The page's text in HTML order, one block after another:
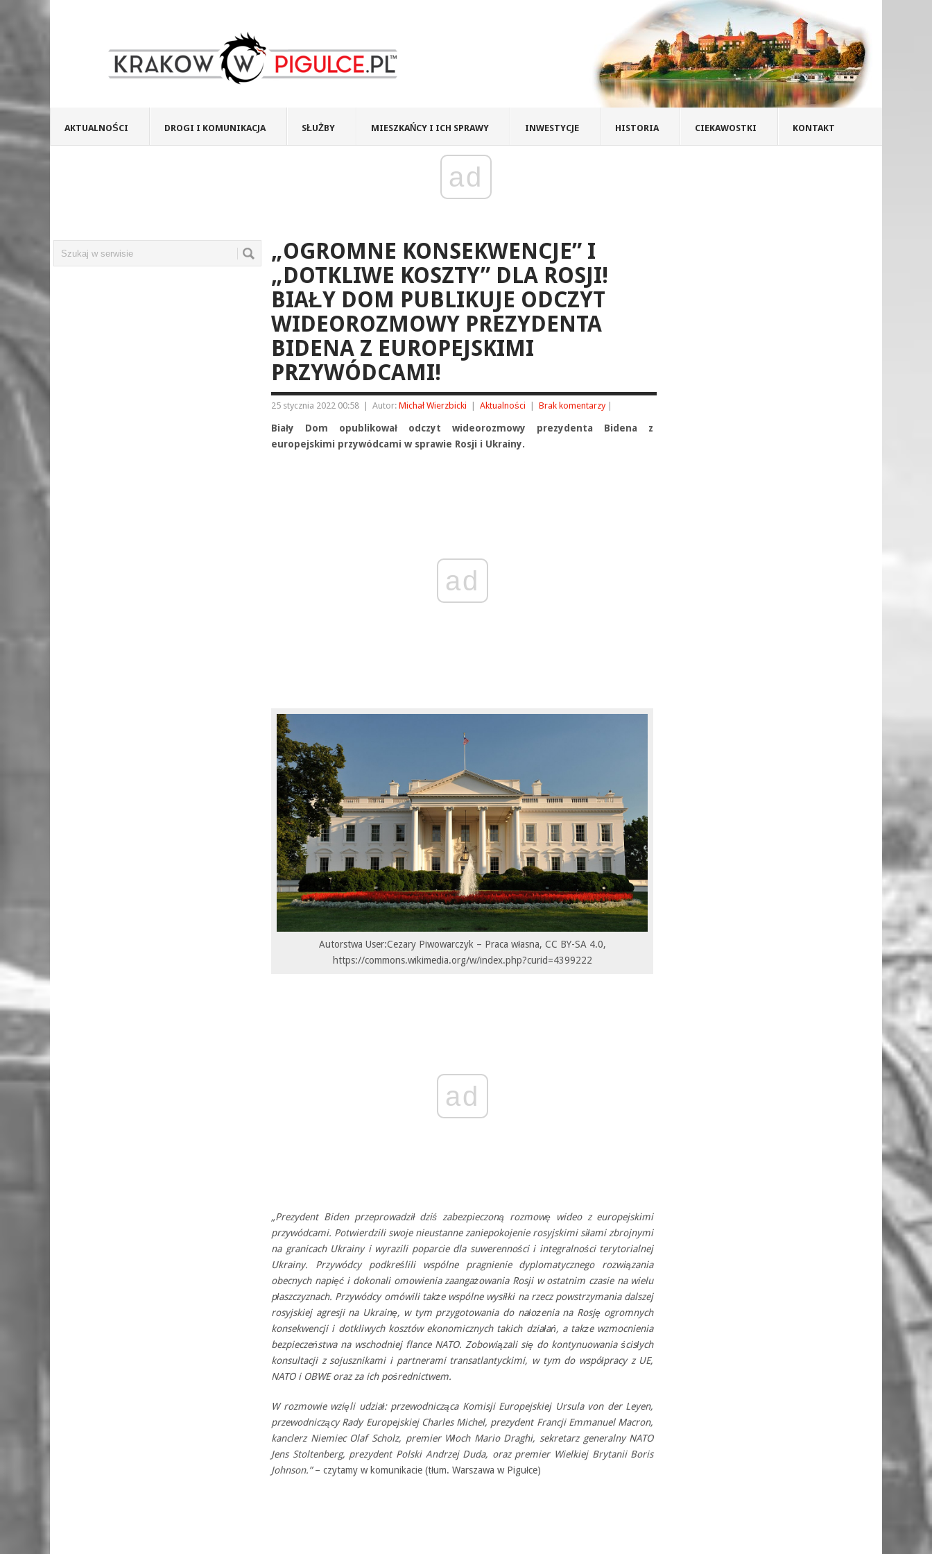
AKTUALNOŚCI DROGI I KOMUNIKACJA SŁUŻBY MIESZKAŃCY I ICH SPRAWY INWESTYCJE HISTORIA CIEKAWOSTKI KONTAKT
ad
„OGROMNE KONSEKWENCJE” I
„DOTKLIWE KOSZTY” DLA ROSJI!
BIAŁY DOM PUBLIKUJE ODCZYT
WIDEOROZMOWY PREZYDENTA
BIDENA Z EUROPEJSKIMI
PRZYWÓDCAMI!
25 stycznia 2022 00:58 Autor: Michał Wierzbicki Aktualności Brak komentarzy
Biały Dom opublikował odczyt wideorozmowy prezydenta Bidena z
europejskimi przywódcami w sprawie Rosji i Ukrainy.
ad
Autorstwa User:Cezary Piwowarczyk – Praca własna, CC BY-SA 4.0,
https://commons.wikimedia.org/w/index.php?curid=4399222
ad
„Prezydent Biden przeprowadził dziś zabezpieczoną rozmowę wideo z europejskimi
przywódcami. Potwierdzili swoje nieustanne zaniepokojenie rosyjskimi siłami zbrojnymi
na granicach Ukrainy i wyrazili poparcie dla suwerenności i integralności terytorialnej
Ukrainy. Przywódcy podkreślili wspólne pragnienie dyplomatycznego rozwiązania
obecnych napięć i dokonali omowienia zaangażowania Rosji w ostatnim czasie na wielu
płaszczyznach. Przywódcy omówili także wspólne wysiłki na rzecz powstrzymania dalszej
rosyjskiej agresji na Ukrainę, w tym przygotowania do nałożenia na Rosję ogromnych
konsekwencji i dotkliwych kosztów ekonomicznych takich działań, a także wzmocnienia
bezpieczeństwa na wschodniej flance NATO. Zobowiązali się do kontynuowania ścisłych
konsultacji z sojusznikami i partnerami transatlantyckimi, w tym do współpracy z UE,
NATO i OBWE oraz za ich pośrednictwem.
W rozmowie wzięli udział: przewodnicząca Komisji Europejskiej Ursula von der Leyen,
przewodniczący Rady Europejskiej Charles Michel, prezydent Francji Emmanuel Macron,
kanclerz Niemiec Olaf Scholz, premier Włoch Mario Draghi, sekretarz generalny NATO
Jens Stoltenberg, prezydent Polski Andrzej Duda, oraz premier Wielkiej Brytanii Boris
Johnson.”– czytamy w komunikacie (tłum. Warszawa w Pigułce)